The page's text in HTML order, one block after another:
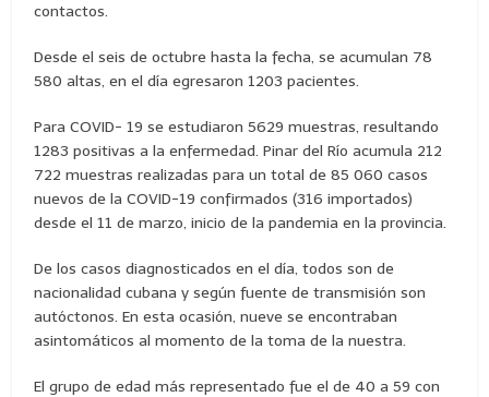
contactos.
Desde el seis de octubre hasta la fecha, se acumulan 78
580 altas, en el día egresaron 1203 pacientes.
Para COVID- 19 se estudiaron 5629 muestras, resultando
1283 positivas a la enfermedad. Pinar del Río acumula 212
722 muestras realizadas para un total de 85 060 casos
nuevos de la COVID-19 confirmados (316 importados)
desde el 11 de marzo, inicio de la pandemia en la provincia.
De los casos diagnosticados en el día, todos son de
nacionalidad cubana y según fuente de transmisión son
autóctonos. En esta ocasión, nueve se encontraban
asintomáticos al momento de la toma de la nuestra.
El grupo de edad más representado fue el de 40 a 59 con